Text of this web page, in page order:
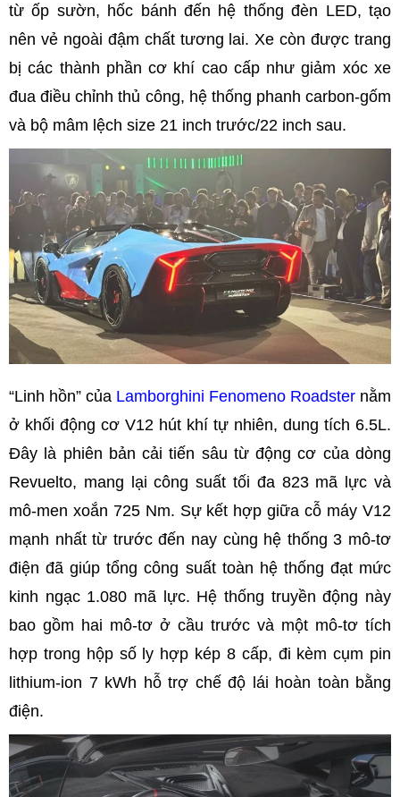
từ ốp sườn, hốc bánh đến hệ thống đèn LED, tạo
nên vẻ ngoài đậm chất tương lai. Xe còn được trang
bị các thành phần cơ khí cao cấp như giảm xóc xe
đua điều chỉnh thủ công, hệ thống phanh carbon-gốm
và bộ mâm lệch size 21 inch trước/22 inch sau.
“Linh hồn” của Lamborghini Fenomeno Roadster nằm
ở khối động cơ V12 hút khí tự nhiên, dung tích 6.5L.
Đây là phiên bản cải tiến sâu từ động cơ của dòng
Revuelto, mang lại công suất tối đa 823 mã lực và
mô-men xoắn 725 Nm. Sự kết hợp giữa cỗ máy V12
mạnh nhất từ trước đến nay cùng hệ thống 3 mô-tơ
điện đã giúp tổng công suất toàn hệ thống đạt mức
kinh ngạc 1.080 mã lực. Hệ thống truyền động này
bao gồm hai mô-tơ ở cầu trước và một mô-tơ tích
hợp trong hộp số ly hợp kép 8 cấp, đi kèm cụm pin
lithium-ion 7 kWh hỗ trợ chế độ lái hoàn toàn bằng
điện.